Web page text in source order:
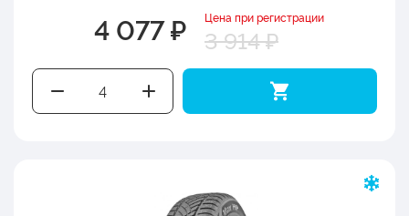
4 077 ₽ Цена при регистрации
3 914 ₽